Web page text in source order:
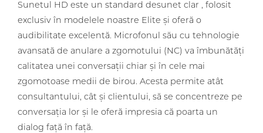
Sunetul HD este un standard desunet clar , folosit
exclusiv în modelele noastre Elite și oferă o
audibilitate excelentă. Microfonul său cu tehnologie
avansată de anulare a zgomotului (NC) va îmbunătăți
calitatea unei conversații chiar și în cele mai
zgomotoase medii de birou. Acesta permite atât
consultantului, cât și clientului, să se concentreze pe
conversația lor și le oferă impresia că poarta un
dialog față în față.